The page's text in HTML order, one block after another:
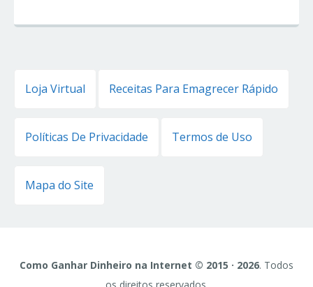
Loja Virtual Receitas Para Emagrecer Rápido
Políticas De Privacidade Termos de Uso
Mapa do Site
Como Ganhar Dinheiro na Internet © 2015 · 2026. Todos
os direitos reservados.